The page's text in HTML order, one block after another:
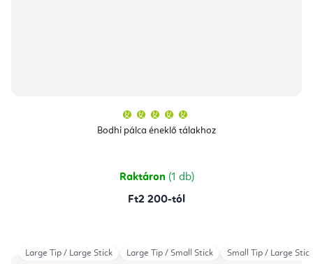
Bodhi pálca éneklő tálakhoz
átlagos
értékelése
csillag.
Raktáron (1 db)
Ft2 200-tól
Large Tip / Large Stick Large Tip / Small Stick Small Tip / Large Stick